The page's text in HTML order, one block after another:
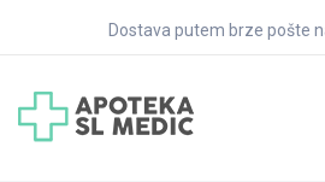
Dostava putem brze pošte